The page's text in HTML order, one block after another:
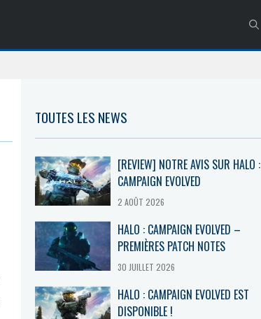
TOUTES LES NEWS
[REVIEW] NOTRE AVIS SUR HALO :
CAMPAIGN EVOLVED
2 AOÛT 2026
HALO : CAMPAIGN EVOLVED –
PREMIÈRES PATCH NOTES
30 JUILLET 2026
HALO : CAMPAIGN EVOLVED EST
DISPONIBLE !